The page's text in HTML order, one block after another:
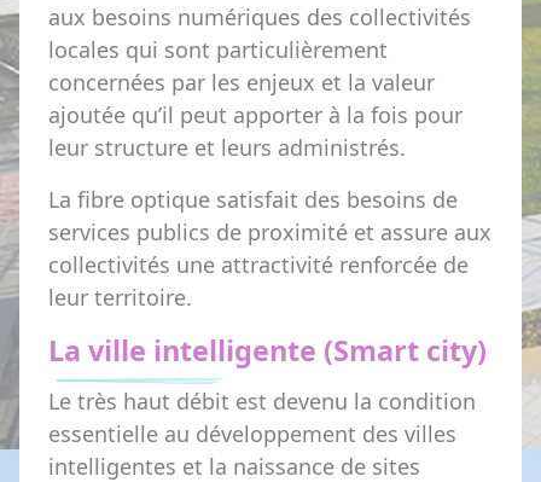
aux besoins numériques des collectivités
locales qui sont particulièrement
concernées par les enjeux et la valeur
ajoutée qu’il peut apporter à la fois pour
leur structure et leurs administrés.
La fibre optique satisfait des besoins de
services publics de proximité et assure aux
collectivités une attractivité renforcée de
leur territoire.
La ville intelligente (Smart city)
Le très haut débit est devenu la condition
essentielle au développement des villes
intelligentes et la naissance de sites